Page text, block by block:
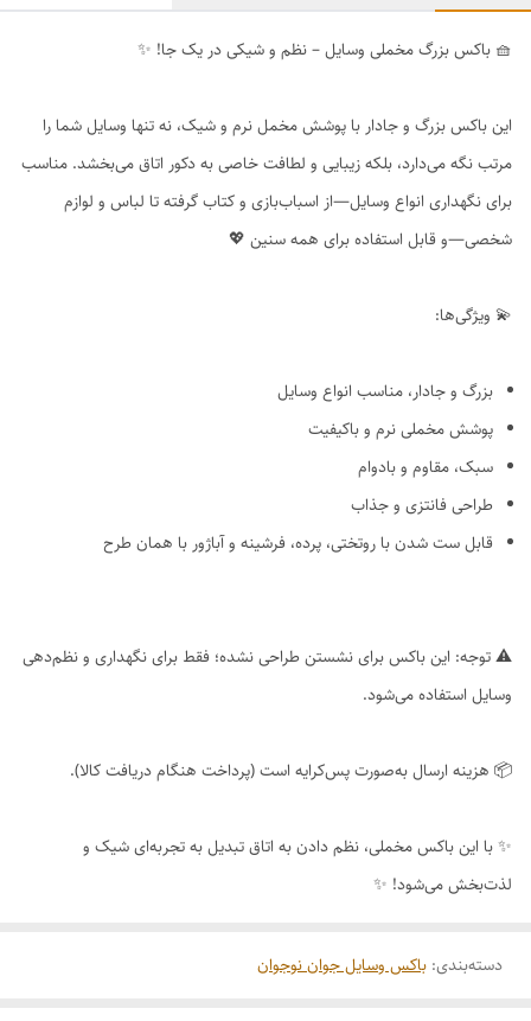
🧺 باکس بزرگ مخملی وسایل – نظم و شیکی در یک جا! ✨
این باکس بزرگ و جادار با پوشش مخمل نرم و شیک، نه تنها وسایل شما را
مرتب نگه می‌دارد، بلکه زیبایی و لطافت خاصی به دکور اتاق می‌بخشد. مناسب
برای نگهداری انواع وسایل—از اسباب‌بازی و کتاب گرفته تا لباس و لوازم
شخصی—و قابل استفاده برای همه سنین 💖
💫 ویژگی‌ها:
بزرگ و جادار، مناسب انواع وسایل
پوشش مخملی نرم و باکیفیت
سبک، مقاوم و بادوام
طراحی فانتزی و جذاب
قابل ست شدن با روتختی، پرده، فرشینه و آباژور با همان طرح
⚠️ توجه: این باکس برای نشستن طراحی نشده؛ فقط برای نگهداری و نظم‌دهی
وسایل استفاده می‌شود.
📦 هزینه ارسال به‌صورت پس‌کرایه است (پرداخت هنگام دریافت کالا).
✨ با این باکس مخملی، نظم دادن به اتاق تبدیل به تجربه‌ای شیک و
لذت‌بخش می‌شود! ✨
دسته‌بندی: باکس وسایل جوان نوجوان